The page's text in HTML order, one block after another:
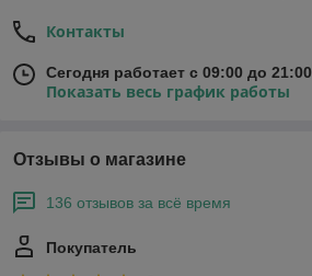
Контакты
Сегодня работает с 09:00 до 21:00
Показать весь график работы
Отзывы о магазине
136 отзывов за всё время
Покупатель